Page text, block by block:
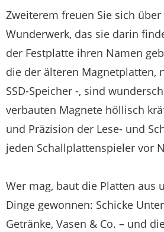
Zweiterem freuen Sie sich
Wunderwerk, das sie darin
der Festplatte ihren Namen
die der älteren Magnetplatten,
SSD-Speicher -, sind
verbauten Magnete höllisch
und Präzision der Lese- und
jeden Schallplattenspieler vor
Wer mag, baut die Platten aus
Dinge gewonnen: Schicke
Getränke, Vasen & Co. – und